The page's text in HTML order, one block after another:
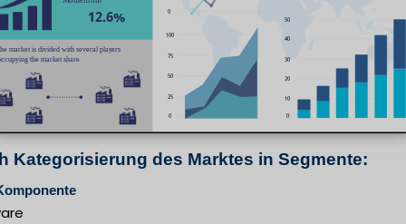
Kategorisierung des Marktes in Segmente: